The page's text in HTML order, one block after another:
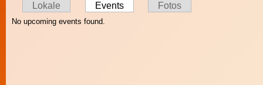
Lokale Events Fotos
No upcoming events found.